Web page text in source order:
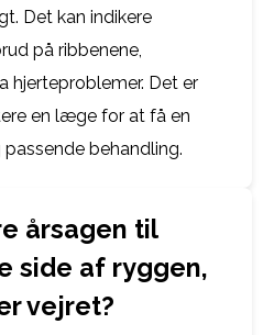
Det kan indikere
på ribbenene,
hjerteproblemer. Det er
en læge for at få en
behandling.
årsagen til
side af ryggen,
vejret?